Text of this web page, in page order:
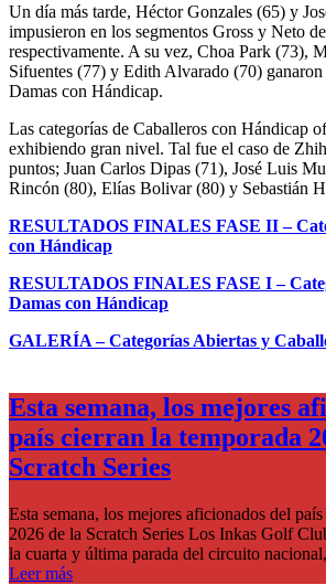
Un día más tarde, Héctor Gonzales (65) y
impusieron en los segmentos Gross y Neto
respectivamente. A su vez, Choa Park (73),
Sifuentes (77) y Edith Alvarado (70) ganaron
Damas con Hándicap.
Las categorías de Caballeros con Hándicap
exhibiendo gran nivel. Tal fue el caso de
puntos; Juan Carlos Dipas (71), José Luis
Rincón (80), Elías Bolivar (80) y Sebastián
RESULTADOS FINALES FASE II –
con Hándicap
RESULTADOS FINALES FASE I –
Damas con Hándicap
GALERÍA – Categorías Abiertas y
Esta semana, los mejores
país cierran la temporada
Scratch Series
Esta semana, los mejores aficionados del
2026 de la Scratch Series Los Inkas Golf
la cuarta y última parada del circuito
Leer más